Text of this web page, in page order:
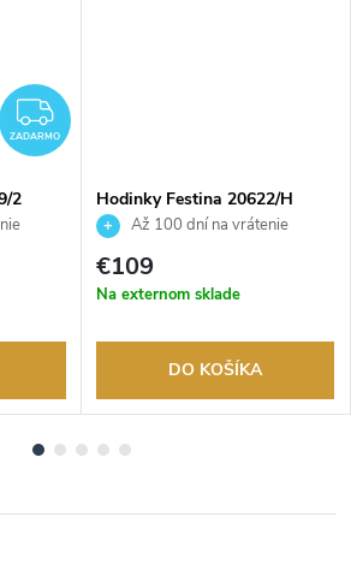
ZADARMO
ZADARMO
2 Hodinky Festina 20622/H
Až 100 dní na vrátenie
tovaru. Autorizovaný predajca.
€109
Na externom sklade
DO KOŠÍKA